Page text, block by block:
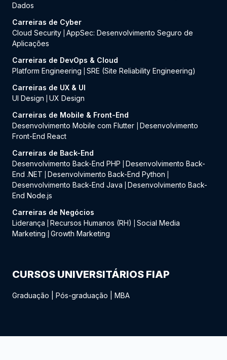
Dados
Carreiras de Cyber
Cloud Security AppSec: Desenvolvimento Seguro de
Aplicações
Carreiras de DevOps & Cloud
Platform Engineering
SRE (Site Reliability Engineering)
Carreiras de UX & UI
UI Design
UX Design
Carreiras de Mobile & Front-End
Desenvolvimento Mobile com Flutter
Desenvolvimento
Front-End React
Carreiras de Back-End
Desenvolvimento Back-End PHP
Desenvolvimento Back-
End .NET
Desenvolvimento Back-End Python
Desenvolvimento Back-End Java
Desenvolvimento Back-
End Node.js
Carreiras de Negócios
Liderança
Recursos Humanos (RH)
Social Media
Marketing
Growth Marketing
CURSOS UNIVERSITÁRIOS FIAP
Graduação Pós-graduação MBA